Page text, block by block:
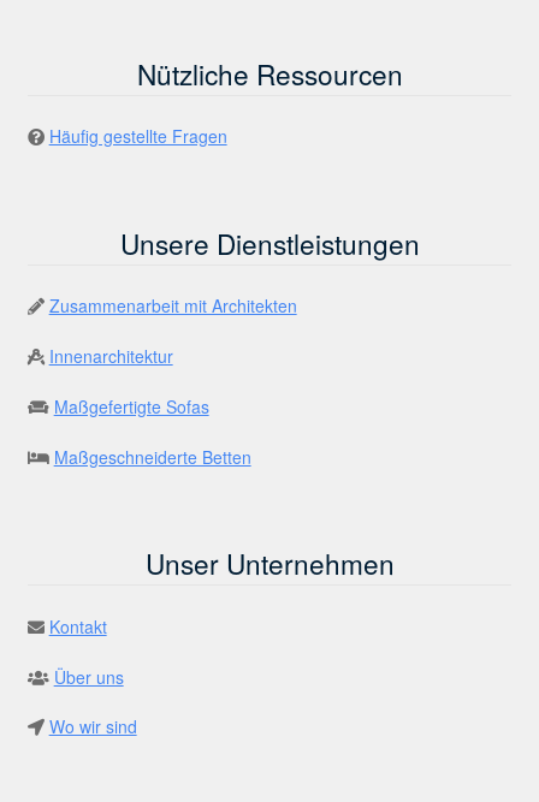
Nützliche Ressourcen
Häufig gestellte Fragen
Unsere Dienstleistungen
Zusammenarbeit mit Architekten
Innenarchitektur
Maßgefertigte Sofas
Maßgeschneiderte Betten
Unser Unternehmen
Kontakt
Über uns
Wo wir sind